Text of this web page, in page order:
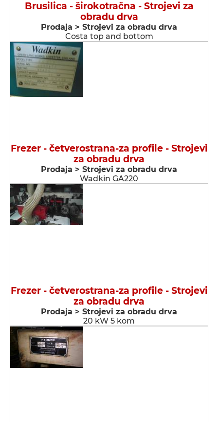
Brusilica - širokotračna - Strojevi za
obradu drva
Prodaja > Strojevi za obradu drva
Costa top and bottom
Frezer - četverostrana-za profile - Strojevi
za obradu drva
Prodaja > Strojevi za obradu drva
Wadkin GA220
Frezer - četverostrana-za profile - Strojevi
za obradu drva
Prodaja > Strojevi za obradu drva
20 kW 5 kom